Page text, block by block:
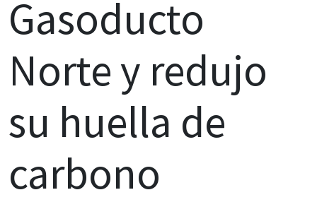
Gasoducto
Norte y redujo
su huella de
carbono